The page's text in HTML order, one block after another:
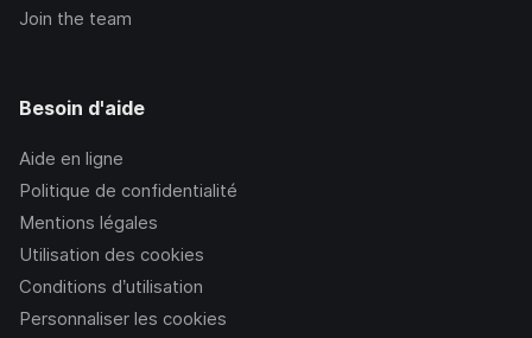
Join the team
Besoin d'aide
Aide en ligne
Politique de confidentialité
Mentions légales
Utilisation des cookies
Conditions d’utilisation
Personnaliser les cookies